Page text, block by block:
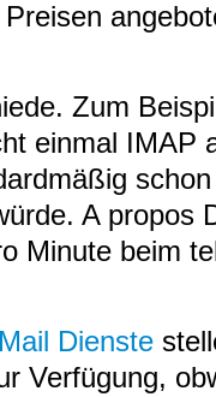
Zum
einmal IMAP
A propos
Minute beim
Dienste
Verfügung,